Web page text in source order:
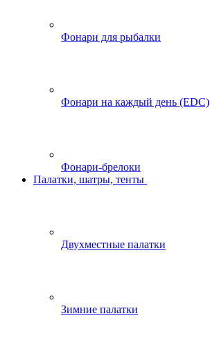
Фонари для рыбалки
Фонари на каждый день (EDC)
Фонари-брелоки
Палатки, шатры, тенты
Двухместные палатки
Зимние палатки